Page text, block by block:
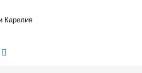
Карелия
Поиск